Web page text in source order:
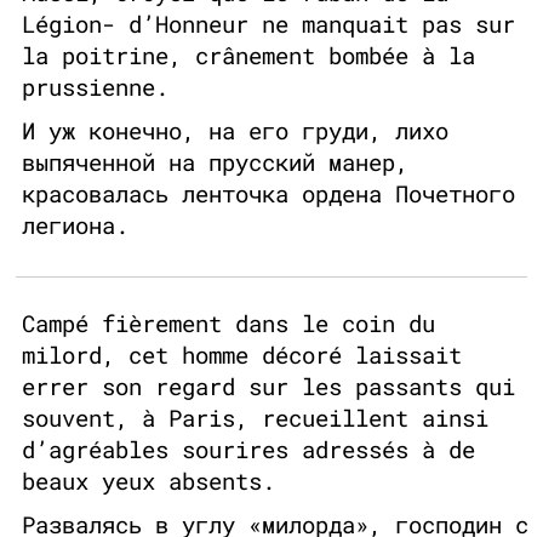
Légion- d’Honneur ne manquait pas sur
la poitrine, crânement bombée à la
prussienne.
И уж конечно, на его груди, лихо
выпяченной на прусский манер,
красовалась ленточка ордена Почетного
легиона.
Campé fièrement dans le coin du
milord, cet homme décoré laissait
errer son regard sur les passants qui
souvent, à Paris, recueillent ainsi
d’agréables sourires adressés à de
beaux yeux absents.
Развалясь в углу «милорда», господин с